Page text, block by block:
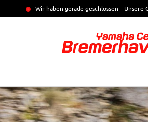
Wir haben gerade geschlossen Unsere